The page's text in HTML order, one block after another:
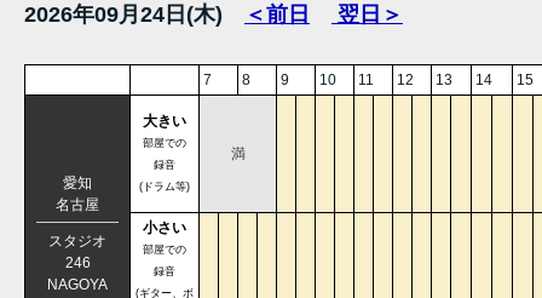
2026年09月24日(木) ＜前日 翌日＞
7 8 9 10 11 12 13 14 15
愛知
名古屋
スタジオ
246
NAGOYA
大きい
部屋での
録音
(ドラム等)
満
小さい
部屋での
録音
(ギター、ボ